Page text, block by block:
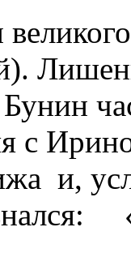
Бунин
с
и,